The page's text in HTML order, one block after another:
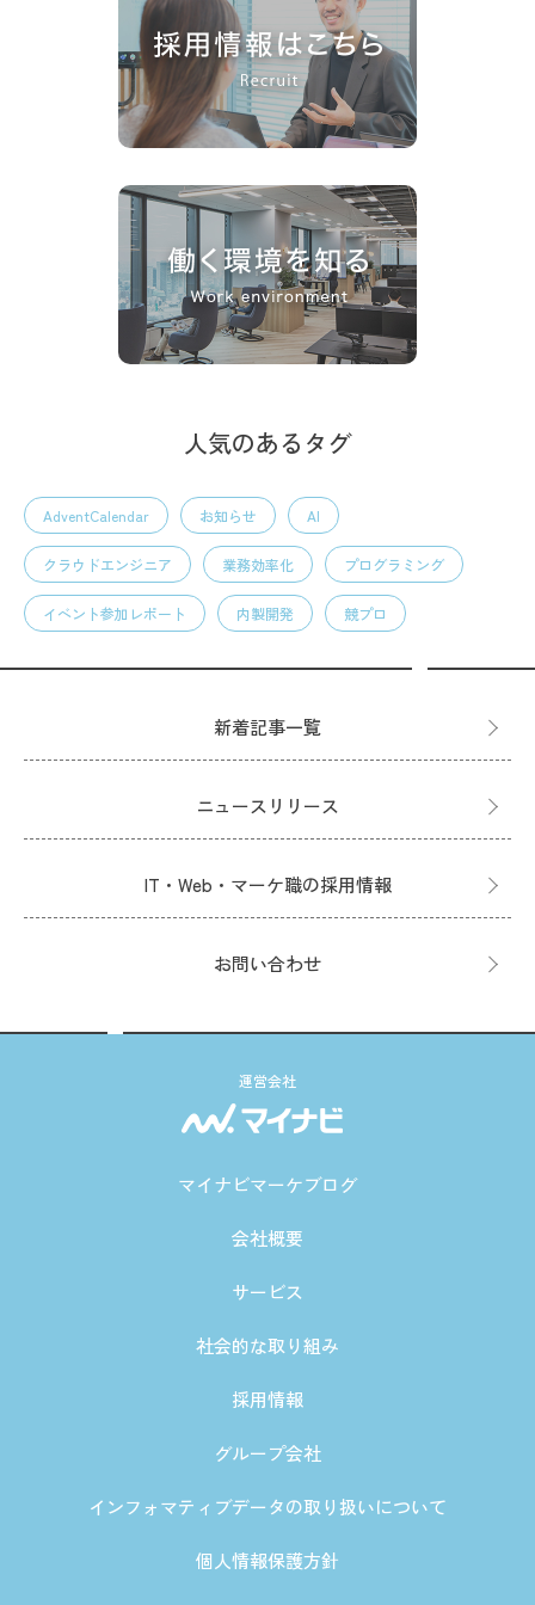
人気のあるタグ
AdventCalendar お知らせ AI
クラウドエンジニア 業務効率化 プログラミング
イベント参加レポート 内製開発 競プロ
新着記事一覧
ニュースリリース
IT・Web・マーケ職の採用情報
お問い合わせ
運営会社
マイナビマーケブログ
会社概要
サービス
社会的な取り組み
採用情報
グループ会社
インフォマティブデータの取り扱いについて
個人情報保護方針